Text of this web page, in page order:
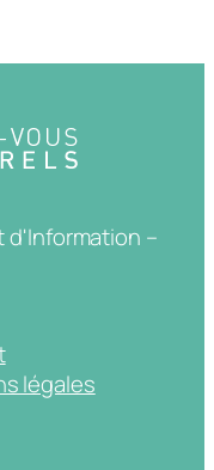
–
légales